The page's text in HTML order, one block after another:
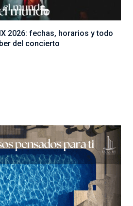
2026: fechas, horarios y todo
del concierto